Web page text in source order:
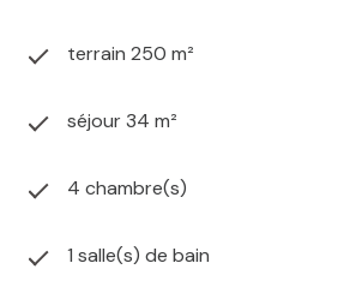
terrain 250 m²
séjour 34 m²
4 chambre(s)
1 salle(s) de bain